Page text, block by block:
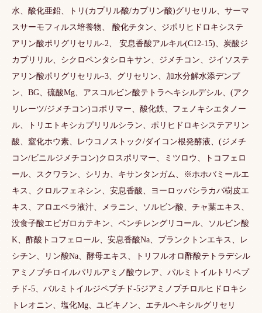
水、酸化亜鉛、トリ(カプリル酸/カプリン酸)グリセリル、サーマ
スサーモフィルス培養物、 酸化チタン、ジポリヒドロキシステ
アリン酸ポリグリセリル-2、 安息香酸アルキル(C12-15)、炭酸ジ
カプリリル、シクロペンタシロキサン、ジメチコン、ジイソステ
アリン酸ポリグリセリル-3、グリセリン、加水分解水添デンプ
ン、BG、硫酸Mg、アスコルビン酸テトラヘキシルデシル、(アク
リレーツ/ジメチコン)コポリマー、酸化鉄、フェノキシエタノー
ル、トリエトキシカプリリルシラン、ポリヒドロキシステアリン
酸、窒化ホウ素、レウコノストック/ダイコン根発酵液、(ジメチ
コン/ビニルジメチコン)クロスポリマー、ミツロウ、トコフェロ
ール、スクワラン、シリカ、キサンタンガム、※ホホバミールエ
キス、クロルフェネシン、安息香酸、ヨーロッパシラカバ樹皮エ
キス、アロエベラ液汁、メラニン、ソルビン酸、チャ葉エキス、
没食子酸エピガロカテキン、ペンチレングリコール、ソルビン酸
K、酢酸トコフェロール、安息香酸Na、プランクトンエキス、レ
シチン、リン酸Na、酵母エキス、トリフルオロ酢酸テトラデシル
アミノプチロイルパリルアミノ酸ウレア、パルミトイルトリペプ
チド-5、バルミトイルジペプチド-5ジアミノプチロルヒドロキシ
トレオニン、塩化Mg、ユビキノン、エチルヘキシルグリセリ